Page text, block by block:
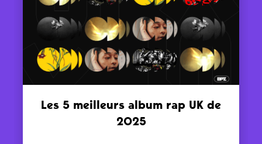
Les 5 meilleurs album rap UK de
2025